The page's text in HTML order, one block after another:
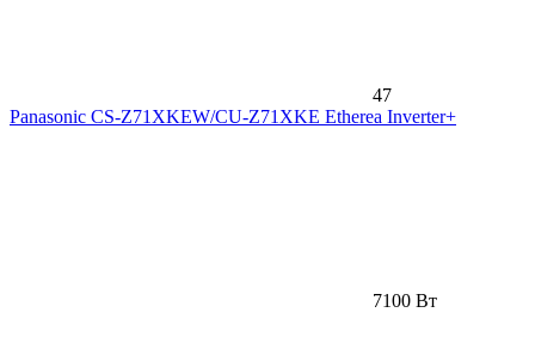
47
Panasonic CS-Z71XKEW/CU-Z71XKE Etherea Inverter+
7100 Вт